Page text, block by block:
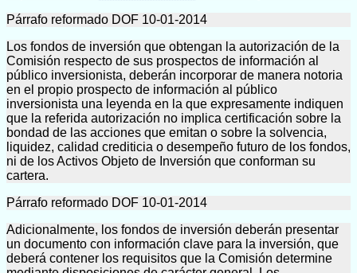
Párrafo reformado DOF 10-01-2014
Los fondos de inversión que obtengan la autorización de la
Comisión respecto de sus prospectos de información al
público inversionista, deberán incorporar de manera notoria
en el propio prospecto de información al público
inversionista una leyenda en la que expresamente indiquen
que la referida autorización no implica certificación sobre la
bondad de las acciones que emitan o sobre la solvencia,
liquidez, calidad crediticia o desempeño futuro de los fondos,
ni de los Activos Objeto de Inversión que conforman su
cartera.
Párrafo reformado DOF 10-01-2014
Adicionalmente, los fondos de inversión deberán presentar
un documento con información clave para la inversión, que
deberá contener los requisitos que la Comisión determine